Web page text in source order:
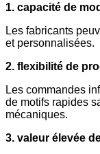
1. capacité de
Les fabricants
et personnalisées.
2. flexibilité de
Les commandes
de motifs rapides
mécaniques.
3. valeur élevée